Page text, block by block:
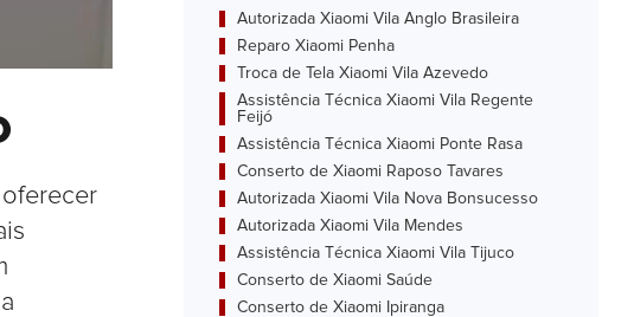
Autorizada Xiaomi Vila Anglo Brasileira
Reparo Xiaomi Penha
Troca de Tela Xiaomi Vila Azevedo
Assistência Técnica Xiaomi Vila Regente
Feijó
Assistência Técnica Xiaomi Ponte Rasa
Conserto de Xiaomi Raposo Tavares
Autorizada Xiaomi Vila Nova Bonsucesso
Autorizada Xiaomi Vila Mendes
Assistência Técnica Xiaomi Vila Tijuco
Conserto de Xiaomi Saúde
Conserto de Xiaomi Ipiranga